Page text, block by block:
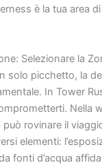
è la tua area
Selezionare la
solo picchetto, la
In Tower
Nella
rovinare il
elementi:
fonti d’acqua